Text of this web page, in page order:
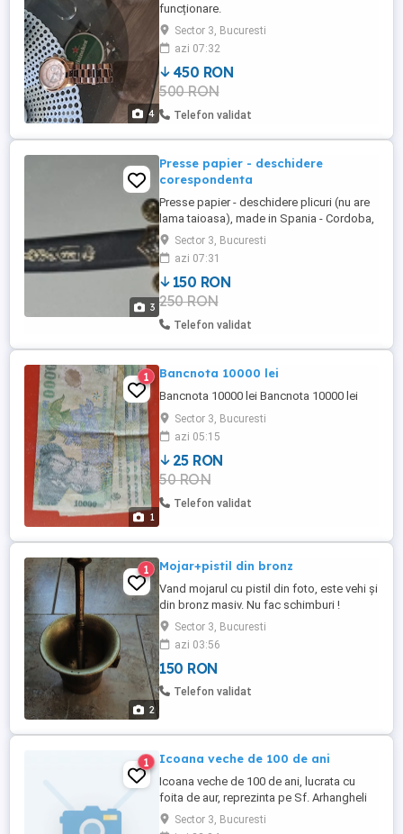
4
funcționare.
Sector 3, Bucuresti
azi 07:32
450 RON
500 RON
Telefon validat
3
Presse papier - deschidere
corespondenta
Presse papier - deschidere plicuri (nu are
lama taioasa), made in Spania - Cordoba,
dimensiuni: lungime - 25 cm
Sector 3, Bucuresti
azi 07:31
150 RON
250 RON
Telefon validat
1
1 Bancnota 10000 lei
Bancnota 10000 lei Bancnota 10000 lei
Sector 3, Bucuresti
azi 05:15
25 RON
50 RON
Telefon validat
2
1 Mojar+pistil din bronz
Vand mojarul cu pistil din foto, este vehi și
din bronz masiv. Nu fac schimburi !
Sector 3, Bucuresti
azi 03:56
150 RON
Telefon validat
1 Icoana veche de 100 de ani
Icoana veche de 100 de ani, lucrata cu
foita de aur, reprezinta pe Sf. Arhangheli
Mihail si Gavril. Pret 1000 de Euro.
Sector 3, Bucuresti